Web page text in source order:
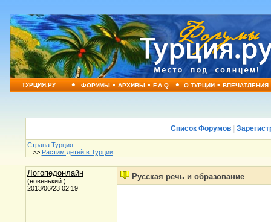
ТУРЦИЯ.РУ • ФОРУМЫ•АРХИВЫ•F.A.Q. • О ТУРЦИИ•ВПЕЧАТЛЕНИЯ
Список Форумов|
Страна Турция
>> Растим детей в Турции
Логопедонлайн
(новенький )
2013/06/23 02:19
Русская речь и образование